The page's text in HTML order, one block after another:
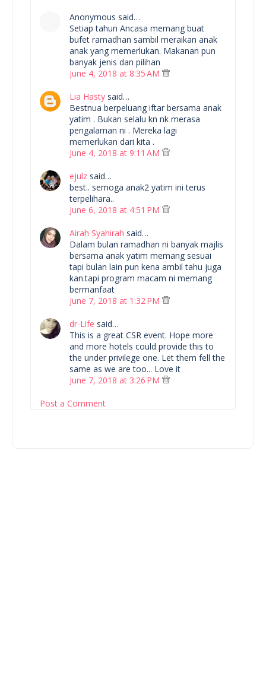
Anonymous said…
Setiap tahun Ancasa memang buat
bufet ramadhan sambil meraikan anak
anak yang memerlukan. Makanan pun
banyak jenis dan pilihan
June 4, 2018 at 8:35 AM
Lia Hasty said…
Bestnua berpeluang iftar bersama anak
yatim . Bukan selalu kn nk merasa
pengalaman ni . Mereka lagi
memerlukan dari kita .
June 4, 2018 at 9:11 AM
ejulz said…
best.. semoga anak2 yatim ini terus
terpelihara..
June 6, 2018 at 4:51 PM
Airah Syahirah said…
Dalam bulan ramadhan ni banyak majlis
bersama anak yatim memang sesuai
tapi bulan lain pun kena ambil tahu juga
kan.tapi program macam ni memang
bermanfaat
June 7, 2018 at 1:32 PM
dr-Life said…
This is a great CSR event. Hope more
and more hotels could provide this to
the under privilege one. Let them fell the
same as we are too... Love it
June 7, 2018 at 3:26 PM
Post a Comment